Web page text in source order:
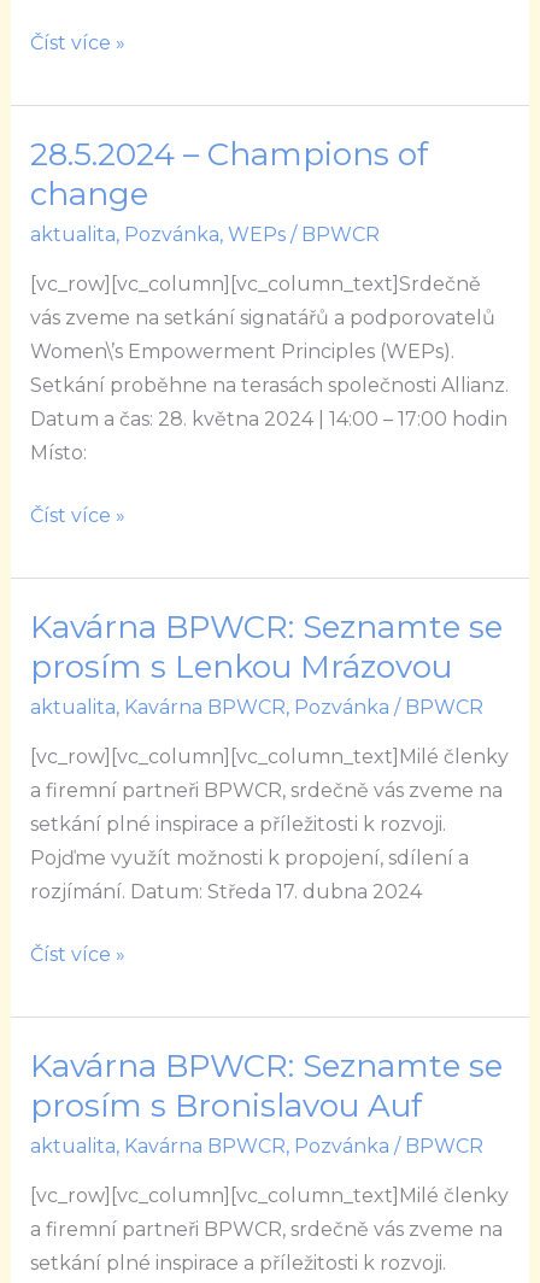
Číst více »
28.5.2024 – Champions of
change
aktualita, Pozvánka, WEPs/ BPWCR
[vc_row][vc_column][vc_column_text]Srdečně
vás zveme na setkání signatářů a podporovatelů
Women\’s Empowerment Principles (WEPs).
Setkání proběhne na terasách společnosti Allianz.
Datum a čas: 28. května 2024 | 14:00 – 17:00 hodin
Místo:
28.5.2024
–
Champions
change
Číst více »
Kavárna BPWCR: Seznamte se
prosím s Lenkou Mrázovou
aktualita, Kavárna BPWCR, Pozvánka / BPWCR
[vc_row][vc_column][vc_column_text]Milé členky
a firemní partneři BPWCR, srdečně vás zveme na
setkání plné inspirace a příležitosti k rozvoji.
Pojďme využít možnosti k propojení, sdílení a
rozjímání. Datum: Středa 17. dubna 2024
Kavárna
BPWCR:
Seznamte
prosím
s
Lenkou
Mrázovou
Číst více »
Kavárna BPWCR: Seznamte se
prosím s Bronislavou Auf
aktualita, Kavárna BPWCR, Pozvánka / BPWCR
[vc_row][vc_column][vc_column_text]Milé členky
a firemní partneři BPWCR, srdečně vás zveme na
setkání plné inspirace a příležitosti k rozvoji.
Kavárna
BPWCR:
Seznamte
prosím
s
Bronislavou